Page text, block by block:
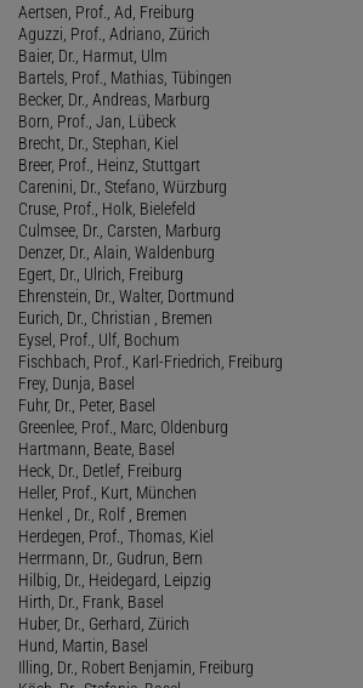
Aertsen, Prof., Ad, Freiburg
Aguzzi, Prof., Adriano, Zürich
Baier, Dr., Harmut, Ulm
Bartels, Prof., Mathias, Tübingen
Becker, Dr., Andreas, Marburg
Born, Prof., Jan, Lübeck
Brecht, Dr., Stephan, Kiel
Breer, Prof., Heinz, Stuttgart
Carenini, Dr., Stefano, Würzburg
Cruse, Prof., Holk, Bielefeld
Culmsee, Dr., Carsten, Marburg
Denzer, Dr., Alain, Waldenburg
Egert, Dr., Ulrich, Freiburg
Ehrenstein, Dr., Walter, Dortmund
Eurich, Dr., Christian , Bremen
Eysel, Prof., Ulf, Bochum
Fischbach, Prof., Karl-Friedrich, Freiburg
Frey, Dunja, Basel
Fuhr, Dr., Peter, Basel
Greenlee, Prof., Marc, Oldenburg
Hartmann, Beate, Basel
Heck, Dr., Detlef, Freiburg
Heller, Prof., Kurt, München
Henkel , Dr., Rolf , Bremen
Herdegen, Prof., Thomas, Kiel
Herrmann, Dr., Gudrun, Bern
Hilbig, Dr., Heidegard, Leipzig
Hirth, Dr., Frank, Basel
Huber, Dr., Gerhard, Zürich
Hund, Martin, Basel
Illing, Dr., Robert Benjamin, Freiburg